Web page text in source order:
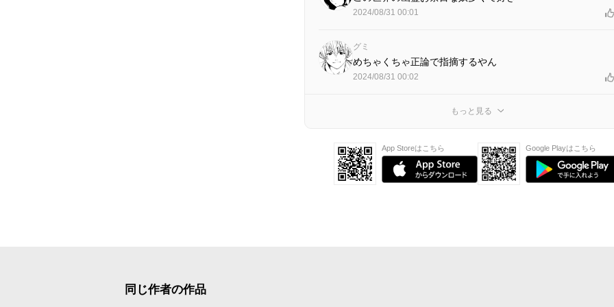
2024/08/31 00:01
グミ
めちゃくちゃ正論で指摘するやん
2024/08/31 00:02
もっと見る
App Storeはこちら Google Playはこちら
同じ作者の作品